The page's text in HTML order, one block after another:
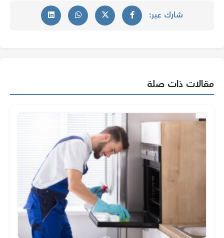
شارك عبر:
مقالات ذات صلة